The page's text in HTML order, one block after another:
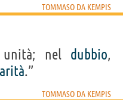
TOMMASO DA KEMPIS
unità; nel dubbio,
.”
TOMMASO DA KEMPIS